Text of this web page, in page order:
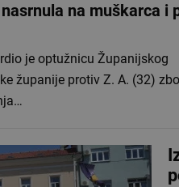
na muškarca i
je optužnicu Županijskog
županije protiv Z. A. (32)